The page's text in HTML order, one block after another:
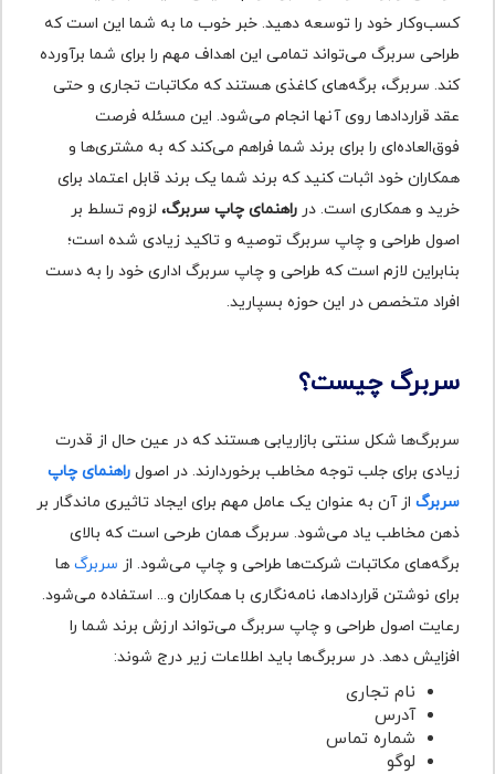
کسب‌وکار خود را توسعه دهید. خبر خوب ما به شما این است که
طراحی سربرگ می‌تواند تمامی این اهداف مهم را برای شما برآورده
کند. سربرگ‌، برگه‌های کاغذی هستند که مکاتبات تجاری و حتی
عقد قراردادها روی آن‎ها انجام می‌شود. این مسئله فرصت
فوق‌العاده‌ای را برای برند شما فراهم می‌کند که به مشتری‌ها و
همکاران خود اثبات کنید که برند شما یک برند قابل اعتماد برای
خرید و همکاری است. در راهنمای چاپ سربرگ، لزوم تسلط بر
اصول طراحی و چاپ سربرگ توصیه و تاکید زیادی شده است؛
بنابراین لازم است که طراحی و چاپ سربرگ اداری خود را به دست
افراد متخصص در این حوزه بسپارید.
سربرگ چیست؟
سربرگ‌ها شکل سنتی بازاریابی هستند که در عین حال از قدرت
زیادی برای جلب توجه مخاطب برخوردارند. در اصول راهنمای چاپ
سربرگ از آن به عنوان یک عامل مهم برای ایجاد تاثیری ماندگار بر
ذهن مخاطب یاد می‌شود. سربرگ‌ همان طرحی است که بالای
برگه‌های مکاتبات شرکت‌ها طراحی و چاپ می‌شود. از سربرگ ‌ها
برای نوشتن قراردادها، نامه‌نگاری با همکاران و... استفاده می‌شود.
رعایت اصول طراحی و چاپ سربرگ می‌تواند ارزش برند شما را
افزایش دهد. در سربرگ‌ها باید اطلاعات زیر درج شوند:
نام تجاری
آدرس
شماره تماس
لوگو